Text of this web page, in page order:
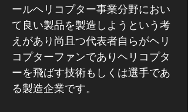
ールヘリコプター事業分野におい
て良い製品を製造しようという考
えがあり尚且つ代表者自らがヘリ
コプターファンでありヘリコプタ
ーを飛ばす技術もしくは選手であ
る製造企業です。